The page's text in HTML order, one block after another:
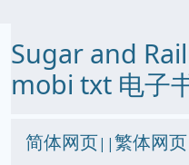
Sugar and
mobi txt 电子
简体网页||繁体网页